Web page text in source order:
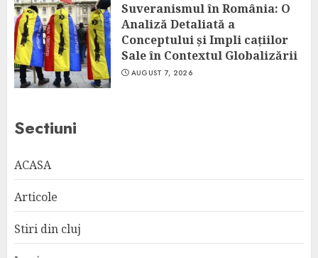
Suveranismul în România: O
Analiză Detaliată a
Conceptului și Impli cațiilor
Sale în Contextul Globalizării
AUGUST 7, 2026
Sectiuni
ACASA
Articole
Stiri din cluj